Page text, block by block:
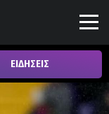
ΕΙΔΗΣΕΙΣ